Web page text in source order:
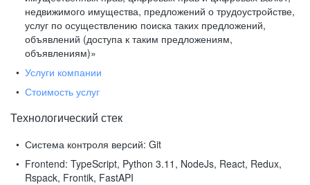
недвижимого имущества, предложений о трудоустройстве,
услуг по осуществлению поиска таких предложений,
объявлений (доступа к таким предложениям,
объявлениям)»
Услуги компании
Стоимость услуг
Технологический стек
Система контроля версий: Git
Frontend: TypeScript, Python 3.11, NodeJs, React, Redux,
Rspack, Frontik, FastAPI